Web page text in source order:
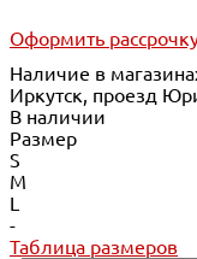
Оформить
Наличие в
Иркутск, проезд
В наличии
Размер
S
M
L
-
Таблица размеров